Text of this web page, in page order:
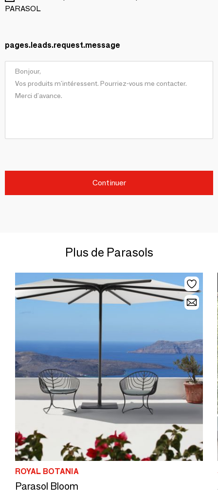
PARASOL
pages.leads.request.message
Continuer
Plus de Parasols
ROYAL BOTANIA
Parasol Bloom